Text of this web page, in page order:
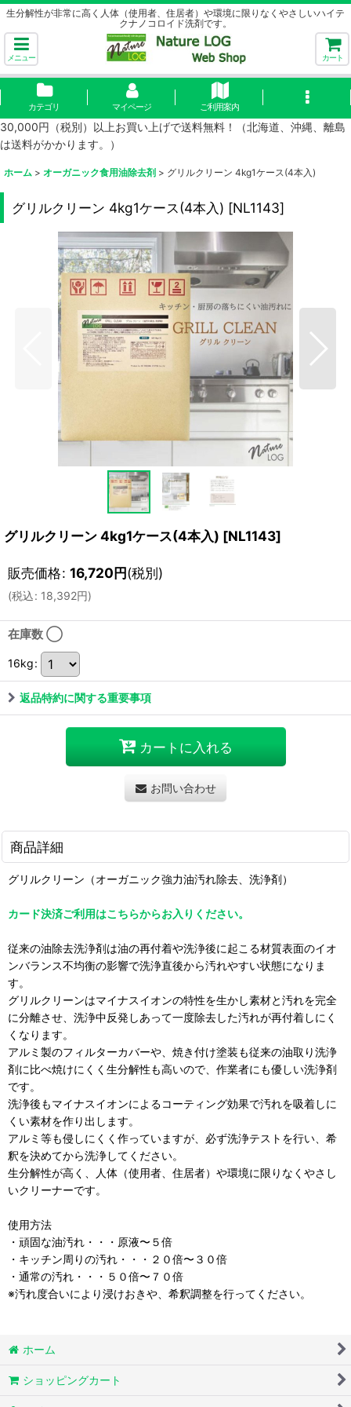
生分解性が非常に高く人体（使用者、住居者）や環境に限りなくやさしいハイテ
クナノコロイド洗剤です。
メニュー カート
カテゴリ マイページ ご利用案内
30,000円（税別）以上お買い上げで送料無料！（北海道、沖縄、離島
は送料がかかります。）
ホーム > オーガニック食用油除去剤 > グリルクリーン 4kg1ケース(4本入)
グリルクリーン 4kg1ケース(4本入) [NL1143]
グリルクリーン 4kg1ケース(4本入) [NL1143]
販売価格: 16,720円(税別)
(税込: 18,392円)
在庫数 ◯
16kg:
返品特約に関する重要事項
カートに入れる
お問い合わせ
商品詳細
グリルクリーン（オーガニック強力油汚れ除去、洗浄剤）
カード決済ご利用はこちらからお入りください。
従来の油除去洗浄剤は油の再付着や洗浄後に起こる材質表面のイオ
ンバランス不均衡の影響で洗浄直後から汚れやすい状態になりま
す。
グリルクリーンはマイナスイオンの特性を生かし素材と汚れを完全
に分離させ、洗浄中反発しあって一度除去した汚れが再付着しにく
くなります。
アルミ製のフィルターカバーや、焼き付け塗装も従来の油取り洗浄
剤に比べ焼けにくく生分解性も高いので、作業者にも優しい洗浄剤
です。
洗浄後もマイナスイオンによるコーティング効果で汚れを吸着しに
くい素材を作り出します。
アルミ等も侵しにくく作っていますが、必ず洗浄テストを行い、希
釈を決めてから洗浄してください。
生分解性が高く、人体（使用者、住居者）や環境に限りなくやさし
いクリーナーです。
使用方法
・頑固な油汚れ・・・原液〜５倍
・キッチン周りの汚れ・・・２０倍〜３０倍
・通常の汚れ・・・５０倍〜７０倍
※汚れ度合いにより浸けおきや、希釈調整を行ってください。
ホーム
ショッピングカート